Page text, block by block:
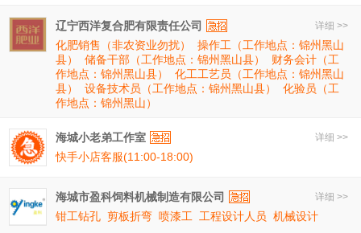
详细 >>
辽宁西洋复合肥有限责任公司
化肥销售（非农资业勿扰）
操作工（工作地点：锦州黑山
县）
储备干部（工作地点：锦州黑山县）
财务会计（工
作地点：锦州黑山县）
化工工艺员（工作地点：锦州黑山
县）
设备技术员（工作地点：锦州黑山县）
化验员（工
作地点：锦州黑山）
详细 >>
海城小老弟工作室
快手小店客服(11:00-18:00)
详细 >>
海城市盈科饲料机械制造有限公司
钳工钻孔 剪板折弯 喷漆工 工程设计人员 机械设计